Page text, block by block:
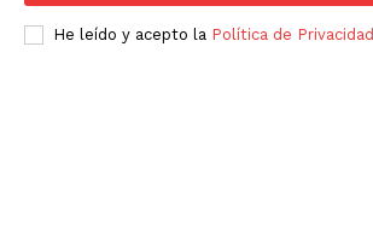
He leído y acepto la Política de Privacidad